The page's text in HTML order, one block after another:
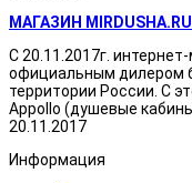
МАГАЗИН
С 20.11.2017г.
официальным дилером
территории России. С
Appollo (душевые
20.11.2017
Информация